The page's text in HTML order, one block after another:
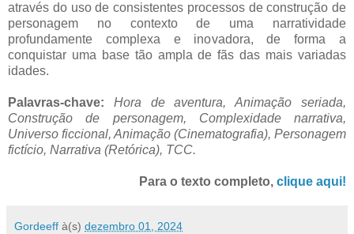
através do uso de consistentes processos de construção de
personagem no contexto de uma narratividade
profundamente complexa e inovadora, de forma a
conquistar uma base tão ampla de fãs das mais variadas
idades.
Palavras-chave: Hora de aventura, Animação seriada,
Construção de personagem, Complexidade narrativa,
Universo ficcional, Animação (Cinematografia), Personagem
fictício, Narrativa (Retórica), TCC.
Para o texto completo, clique aqui!
Gordeeff à(s) dezembro 01, 2024